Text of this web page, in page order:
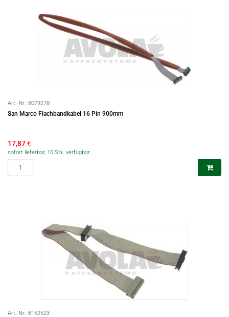
Art.-Nr.: 8079278
San Marco Flachbandkabel 16 Pin 900mm
17,87€
sofort lieferbar, 10 Stk. verfügbar
Art.-Nr.: 8162523